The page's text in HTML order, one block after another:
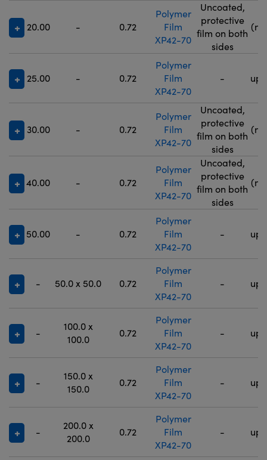
20.00 - 0.72
Polymer
Film
XP42-70
Uncoated,
protective
film on both
sides
25.00 - 0.72
Polymer
Film
XP42-70
- up
30.00 - 0.72
Polymer
Film
XP42-70
Uncoated,
protective
film on both
sides
40.00 - 0.72
Polymer
Film
XP42-70
Uncoated,
protective
film on both
sides
50.00 - 0.72
Polymer
Film
XP42-70
- up
- 50.0 x 50.0 0.72
Polymer
Film
XP42-70
- up
-
100.0 x
100.0
0.72
Polymer
Film
XP42-70
- up
-
150.0 x
150.0
0.72
Polymer
Film
XP42-70
- up
-
200.0 x
200.0
0.72
Polymer
Film
XP42-70
- up